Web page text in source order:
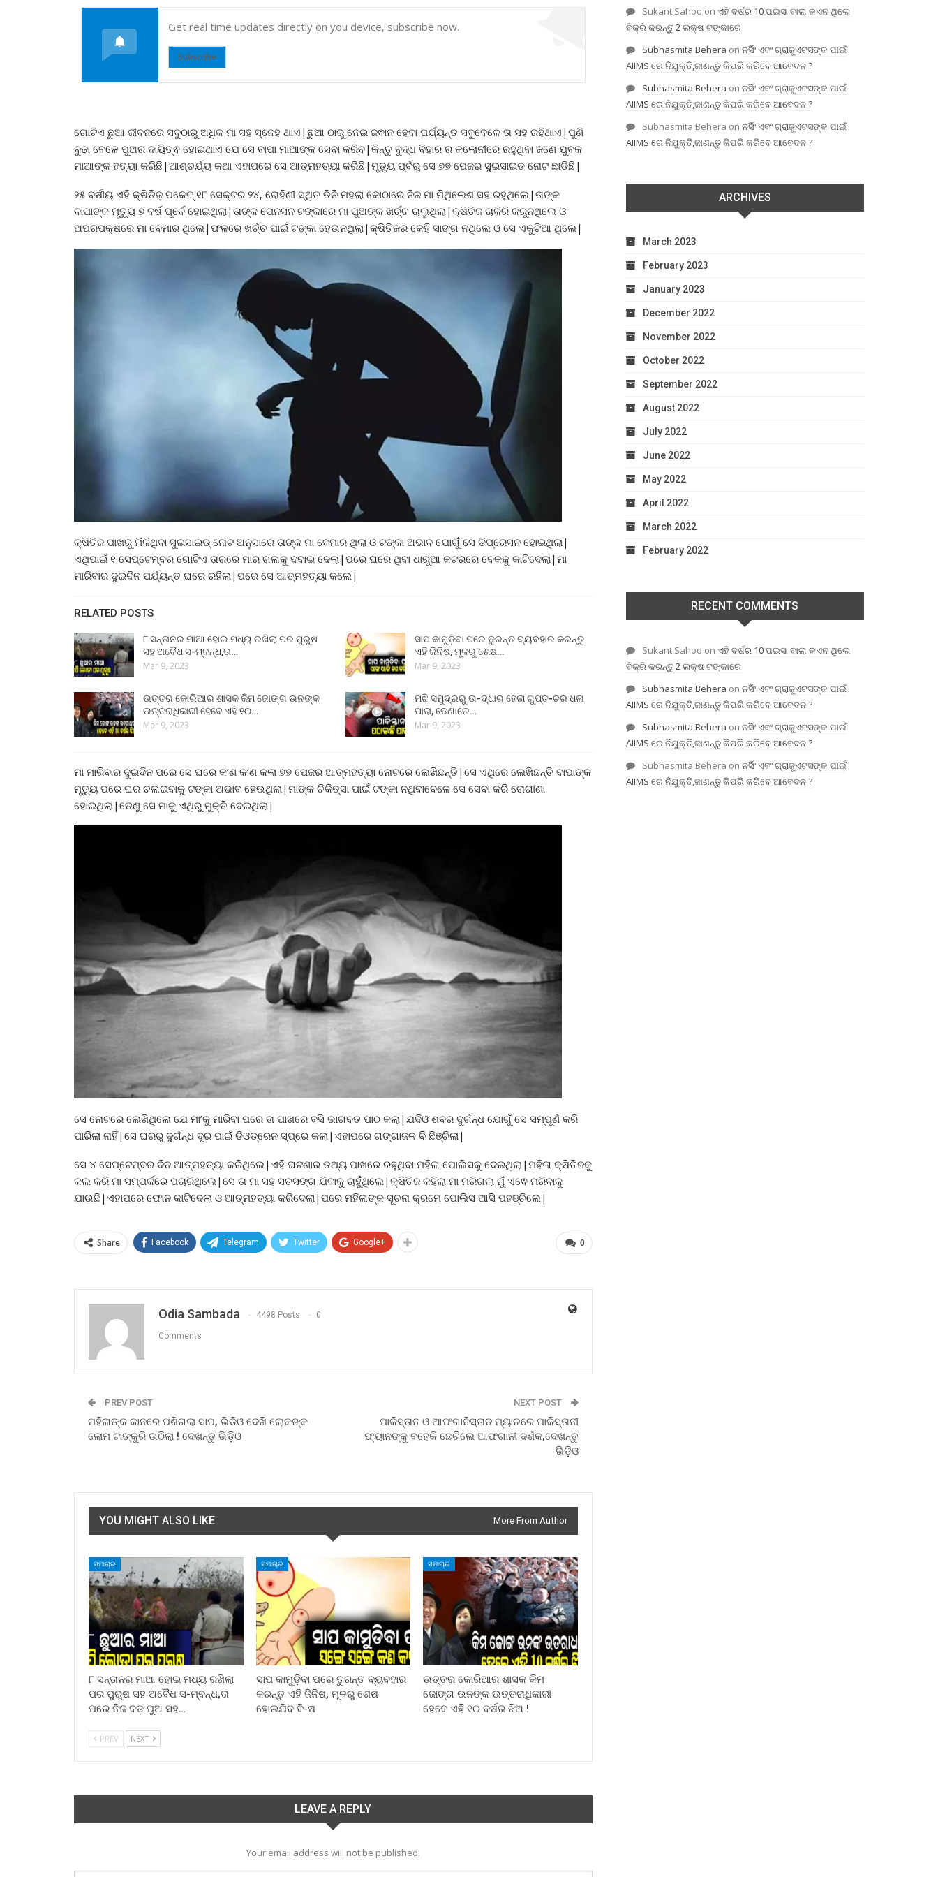
Get real time updates directly on you device, subscribe now.
Subscribe
ଗୋଟିଏ ଛୁଆ ଜୀବନରେ ସବୁଠାରୁ ଅଧିକ ମା ସହ ସ୍ନେହ ଥାଏ|ଛୁଆ ଠାରୁ ନେଇ ଜଵାନ ହେବା ପର୍ଯ୍ୟନ୍ତ ସବୁବେଳେ ତା ସହ ରହିଥାଏ|ପୁଣି
ବୁଢା ବେଳେ ପୁଅର ଦାୟିତ୍ଵ ହୋଇଥାଏ ଯେ ସେ ବାପା ମାଆଙ୍କ ସେବା କରିବ|କିନ୍ତୁ ବୁଦ୍ଧ ବିହାର ର କଲୋନୀରେ ରହୁଥିବା ଜଣେ ଯୁବକ
ମାଆଙ୍କ ହତ୍ୟା କରିଛି|ଆଶ୍ଚର୍ଯ୍ୟ କଥା ଏହାପରେ ସେ ଆତ୍ମହତ୍ୟା କରିଛି|ମୃତ୍ୟୁ ପୂର୍ବରୁ ସେ ୭୭ ପେଜର ସୁଇସାଇଡ ନୋଟ ଛାଡିଛି|
୨୫ ବର୍ଷୀୟ ଏହି କ୍ଷିତିଜ଼ ପକେଟ୍ ୧୮ ସେକ୍ଟର ୨୪, ରୋହିଣୀ ସ୍ଥିତ ତିନି ମହଲା କୋଠାରେ ନିଜ ମା ମିଥିଲେଶ ସହ ରହୁଥିଲେ|ତାଙ୍କ
ବାପାଙ୍କ ମୃତ୍ୟୁ ୭ ବର୍ଷ ପୂର୍ବେ ହୋଇଥିଲା|ତାଙ୍କ ପେନସନ ଟଙ୍କାରେ ମା ପୁଅଙ୍କ ଖର୍ଚ୍ଚ ଚାଲୁଥିଲା|କ୍ଷିତିଜ ଚାକିରି କରୁନଥିଲେ ଓ
ଅପରପକ୍ଷରେ ମା ବେମାର ଥିଲେ|ଫଳରେ ଖର୍ଚ୍ଚ ପାଇଁ ଟଙ୍କା ହେଉନଥିଲା|କ୍ଷିତିଜର କେହି ସାଙ୍ଗ ନଥିଲେ ଓ ସେ ଏକୁଟିଆ ଥିଲେ|
କ୍ଷିତିଜ ପାଖରୁ ମିଳିଥିବା ସୁଇସାଇଡ୍ ନୋଟ ଅନୁସାରେ ତାଙ୍କ ମା ବେମାର ଥିଲା ଓ ଟଙ୍କା ଅଭାବ ଯୋଗୁଁ ସେ ଡିପ୍ରେସନ ହୋଇଥିଲା|
ଏଥିପାଇଁ ୧ ସେପ୍ଟେମ୍ବର ଗୋଟିଏ ତାରରେ ମାର ଗଳାକୁ ଦବାଇ ଦେଲା|ପରେ ଘରେ ଥିବା ଧାରୁଆ କଟରରେ ବେକକୁ କାଟିଦେଲା|ମା
ମାରିବାର ଦୁଇଦିନ ପର୍ଯ୍ୟନ୍ତ ଘରେ ରହିଲା|ପରେ ସେ ଆତ୍ମହତ୍ୟା କଲେ|
RELATED POSTS
୮ ସନ୍ତାନର ମାଆ ହୋଇ ମଧ୍ୟ ରଖିଲା ପର ପୁରୁଷ
ସହ ଅବୈଧ ସ-ମ୍ବନ୍ଧ,ତା…
Mar 9, 2023
ସାପ କାମୁଡ଼ିବା ପରେ ତୁରନ୍ତ ବ୍ୟବହାର କରନ୍ତୁ
ଏହି ଜିନିଷ, ମୂଳରୁ ଶେଷ…
Mar 9, 2023
ଉତ୍ତର କୋରିଆର ଶାସକ କିମ ଜୋଙ୍ଗ ଉନଙ୍କ
ଉତ୍ତରାଧିକାରୀ ହେବେ ଏହି ୧୦…
Mar 9, 2023
ମଝି ସମୁଦ୍ରରୁ ଉ-ଦ୍ଧାର ହେଲା ଗୁପ୍ତ-ଚର ଧଳା
ପାରା, ଡେଣାରେ…
Mar 9, 2023
ମା ମାରିବାର ଦୁଇଦିନ ପରେ ସେ ଘରେ କ’ଣ କ’ଣ କଲା ୭୭ ପେଜର ଆତ୍ମହତ୍ୟା ନୋଟରେ ଲେଖିଛନ୍ତି|ସେ ଏଥିରେ ଲେଖିଛନ୍ତି ବାପାଙ୍କ
ମୃତ୍ୟୁ ପରେ ଘର ଚଳାଇବାକୁ ଟଙ୍କା ଅଭାବ ହେଉଥିଲା|ମାଙ୍କ ଚିକିତ୍ସା ପାଇଁ ଟଙ୍କା ନଥିବାବେଳେ ସେ ସେବା କରି ରୋଗୀଣା
ହୋଇଥିଲା|ତେଣୁ ସେ ମାକୁ ଏଥିରୁ ମୁକ୍ତି ଦେଇଥିଲା|
ସେ ନୋଟରେ ଲେଖିଥିଲେ ଯେ ମା’କୁ ମାରିବା ପରେ ତା ପାଖରେ ବସି ଭାଗବତ ପାଠ କଲା|ଯଦିଓ ଶବର ଦୁର୍ଗନ୍ଧ ଯୋଗୁଁ ସେ ସମ୍ପୂର୍ଣ କରି
ପାରିଲା ନାହିଁ|ସେ ଘରରୁ ଦୁର୍ଗନ୍ଧ ଦୂର ପାଇଁ ଡିଓଡ୍ରେନ ସ୍ପ୍ରେ କଲା|ଏହାପରେ ଗଙ୍ଗାଜଳ ବି ଛିଞ୍ଚିଲା|
ସେ ୪ ସେପ୍ଟେମ୍ବର ଦିନ ଆତ୍ମହତ୍ୟା କରିଥିଲେ|ଏହି ଘଟଣାର ତଥ୍ୟ ପାଖରେ ରହୁଥିବା ମହିଳା ପୋଲିସକୁ ଦେଇଥିଲା|ମହିଳା କ୍ଷିତିଜକୁ
କଲ କରି ମା ସମ୍ପର୍କରେ ପଚାରିଥିଲେ|ସେ ତା ମା ସହ ସତସଙ୍ଗ ଯିବାକୁ ଚାହୁଁଥିଲେ|କ୍ଷିତିଜ କହିଲା ମା ମରିଗଲା ମୁଁ ଏଵେ ମରିବାକୁ
ଯାଉଛି|ଏହାପରେ ଫୋନ କାଟିଦେଲା ଓ ଆତ୍ମହତ୍ୟା କରିଦେଲା|ପରେ ମହିଳାଙ୍କ ସୂଚନା କ୍ରମେ ପୋଲିସ ଆସି ପହଞ୍ଚିଲେ|
0
Share Facebook Telegram Twitter Google+
Odia Sambada 4498 Posts 0
Comments
PREV POST
ମହିଳାଙ୍କ କାନରେ ପଶିଗଲା ସାପ, ଭିଡିଓ ଦେଖି ଲୋକଙ୍କ
ଲୋମ ଟାଙ୍କୁରି ଉଠିଲା ! ଦେଖନ୍ତୁ ଭିଡ଼ିଓ
NEXT POST
ପାକିସ୍ତାନ ଓ ଆଫଗାନିସ୍ତାନ ମ୍ୟାଚରେ ପାକିସ୍ତାନୀ
ଫ୍ୟାନଙ୍କୁ ବହେକି ଛେଚିଲେ ଆଫଗାନୀ ଦର୍ଶକ,ଦେଖନ୍ତୁ
ଭିଡ଼ିଓ
YOU MIGHT ALSO LIKE More From Author
ସମାଚାର
୮ ସନ୍ତାନର ମାଆ ହୋଇ ମଧ୍ୟ ରଖିଲା
ପର ପୁରୁଷ ସହ ଅବୈଧ ସ-ମ୍ବନ୍ଧ,ତା
ପରେ ନିଜ ବଡ଼ ପୁଅ ସହ…
ସମାଚାର
ସାପ କାମୁଡ଼ିବା ପରେ ତୁରନ୍ତ ବ୍ୟବହାର
କରନ୍ତୁ ଏହି ଜିନିଷ, ମୂଳରୁ ଶେଷ
ହୋଇଯିବ ବି-ଷ
ସମାଚାର
ଉତ୍ତର କୋରିଆର ଶାସକ କିମ
ଜୋଙ୍ଗ ଉନଙ୍କ ଉତ୍ତରାଧିକାରୀ
ହେବେ ଏହି ୧୦ ବର୍ଷର ଝିଅ !
PREV NEXT
LEAVE A REPLY
Your email address will not be published.
Sukant Sahoo on ଏହି ବର୍ଷର 10 ପଇସା ବାଲା କଏନ ଥିଲେ
ବିକ୍ରି କରନ୍ତୁ 2 ଲକ୍ଷ ଟଙ୍କାରେ
Subhasmita Behera on ନର୍ସିଂ ଏବଂ ଗ୍ରାଜୁଏଟସଙ୍କ ପାଇଁ
AIIMS ରେ ନିଯୁକ୍ତି,ଜାଣନ୍ତୁ କିପରି କରିବେ ଆବେଦନ ?
Subhasmita Behera on ନର୍ସିଂ ଏବଂ ଗ୍ରାଜୁଏଟସଙ୍କ ପାଇଁ
AIIMS ରେ ନିଯୁକ୍ତି,ଜାଣନ୍ତୁ କିପରି କରିବେ ଆବେଦନ ?
Subhasmita Behera on ନର୍ସିଂ ଏବଂ ଗ୍ରାଜୁଏଟସଙ୍କ ପାଇଁ
AIIMS ରେ ନିଯୁକ୍ତି,ଜାଣନ୍ତୁ କିପରି କରିବେ ଆବେଦନ ?
ARCHIVES
March 2023
February 2023
January 2023
December 2022
November 2022
October 2022
September 2022
August 2022
July 2022
June 2022
May 2022
April 2022
March 2022
February 2022
RECENT COMMENTS
Sukant Sahoo on ଏହି ବର୍ଷର 10 ପଇସା ବାଲା କଏନ ଥିଲେ
ବିକ୍ରି କରନ୍ତୁ 2 ଲକ୍ଷ ଟଙ୍କାରେ
Subhasmita Behera on ନର୍ସିଂ ଏବଂ ଗ୍ରାଜୁଏଟସଙ୍କ ପାଇଁ
AIIMS ରେ ନିଯୁକ୍ତି,ଜାଣନ୍ତୁ କିପରି କରିବେ ଆବେଦନ ?
Subhasmita Behera on ନର୍ସିଂ ଏବଂ ଗ୍ରାଜୁଏଟସଙ୍କ ପାଇଁ
AIIMS ରେ ନିଯୁକ୍ତି,ଜାଣନ୍ତୁ କିପରି କରିବେ ଆବେଦନ ?
Subhasmita Behera on ନର୍ସିଂ ଏବଂ ଗ୍ରାଜୁଏଟସଙ୍କ ପାଇଁ
AIIMS ରେ ନିଯୁକ୍ତି,ଜାଣନ୍ତୁ କିପରି କରିବେ ଆବେଦନ ?